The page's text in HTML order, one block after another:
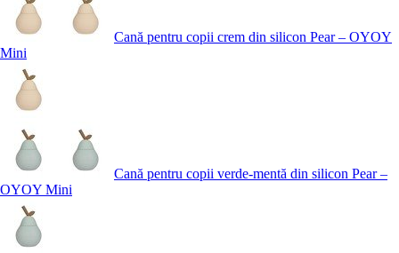
Cană pentru copii crem din silicon Pear – OYOY
Mini
Cană pentru copii verde-mentă din silicon Pear –
OYOY Mini